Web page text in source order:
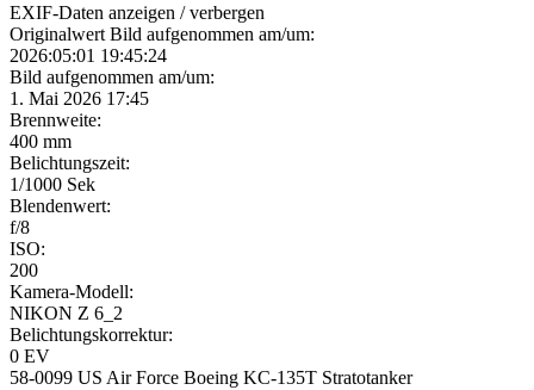
EXIF-Daten anzeigen / verbergen
Originalwert Bild aufgenommen am/um:
2026:05:01 19:45:24
Bild aufgenommen am/um:
1. Mai 2026 17:45
Brennweite:
400 mm
Belichtungszeit:
1/1000 Sek
Blendenwert:
f/8
ISO:
200
Kamera-Modell:
NIKON Z 6_2
Belichtungskorrektur:
0 EV
58-0099 US Air Force Boeing KC-135T Stratotanker